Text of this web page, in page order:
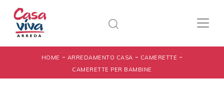
HOME - ARREDAMENTO CASA - CAMERETTE -
CAMERETTE PER BAMBINE